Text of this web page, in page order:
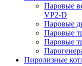
Паровые
VP2-D
Паровые
Паровые
Паровые
Пиролизные